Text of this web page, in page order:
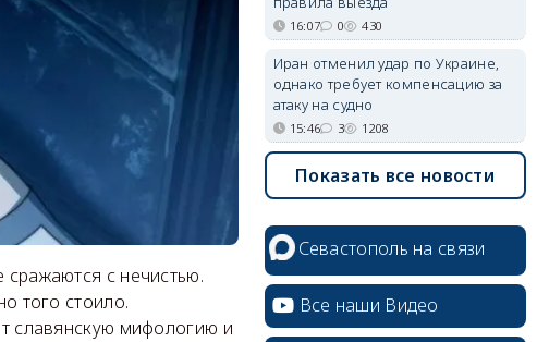
с нечистью.
того стоило.
славянскую мифологию и
16:07 0 430
Иран отменил удар по Украине,
однако требует компенсацию за
атаку на судно
15:46 3 1208
Показать все новости
Севастополь на связи
Все наши Видео